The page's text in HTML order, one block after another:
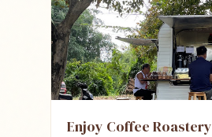
Enjoy Coffee Roastery